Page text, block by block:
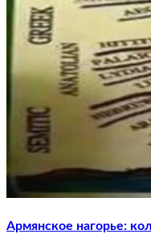
Армянское нагорье: